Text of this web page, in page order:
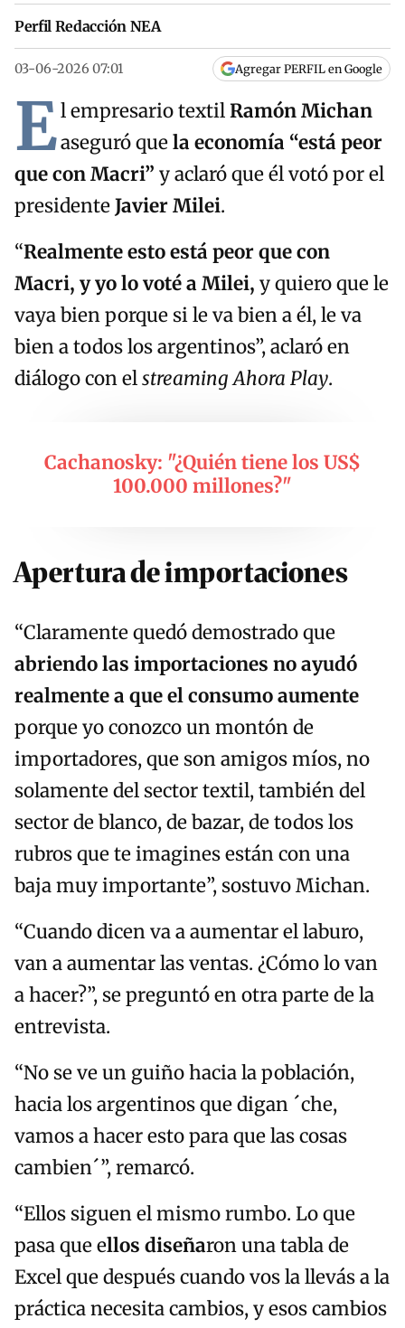
Perfil Redacción NEA
03-06-2026 07:01 Agregar PERFIL en Google
El empresario textilRamón Michan
aseguró quela economía “está peor
que con Macri” y aclaró que él votó por el
presidenteJavier Milei.
“Realmente esto está peor que con
Macri, y yo lo voté a Milei, y quiero que le
vaya bien porque si le va bien a él, le va
bien a todos los argentinos”, aclaró en
diálogo con elstreaming Ahora Play.
Cachanosky: "¿Quién tiene los US$
100.000 millones?"
Apertura de importaciones
“Claramente quedó demostrado que
abriendo las importaciones no ayudó
realmente a que el consumo aumente
porque yo conozco un montón de
importadores, que son amigos míos, no
solamente del sector textil, también del
sector de blanco, de bazar, de todos los
rubros que te imagines están con una
baja muy importante”, sostuvo Michan.
“Cuando dicen va a aumentar el laburo,
van a aumentar las ventas. ¿Cómo lo van
a hacer?”, se preguntó en otra parte de la
entrevista.
“No se ve un guiño hacia la población,
hacia los argentinos que digan ´che,
vamos a hacer esto para que las cosas
cambien´”, remarcó.
“Ellos siguen el mismo rumbo. Lo que
pasa que ellos diseñaron una tabla de
Excel que después cuando vos la llevás a la
práctica necesita cambios, y esos cambios